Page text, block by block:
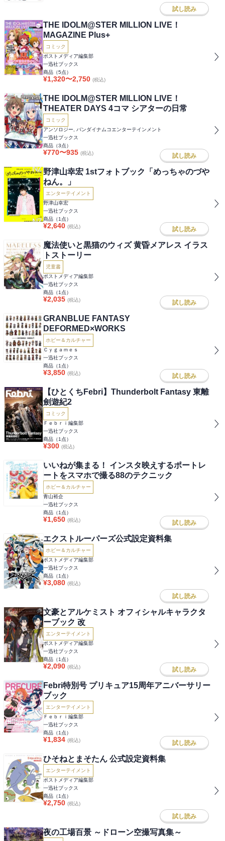
試し読み
THE IDOLM@STER MILLION LIVE！
MAGAZINE Plus+
コミック
ポストメディア編集部
一迅社ブックス
商品（5点）
¥1,320〜2,750 (税込)
THE IDOLM@STER MILLION LIVE！
THEATER DAYS 4コマ シアターの日常
コミック
アンソロジー, バンダイナムコエンターテインメント
一迅社ブックス
商品（3点）
¥770〜935 (税込) 試し読み
野津山幸宏 1stフォトブック「めっちゃのづや
ねん。」
エンターテイメント
野津山幸宏
一迅社ブックス
商品（1 点）
¥2,640 (税込) 試し読み
魔法使いと黒猫のウィズ 黄昏メアレス イラス
トストーリー
児童書
ポストメディア編集部
一迅社ブックス
商品（1 点）
¥2,035 (税込) 試し読み
GRANBLUE FANTASY
DEFORMED×WORKS
ホビー＆カルチャー
Ｃｙｇａｍｅｓ
一迅社ブックス
商品（1 点）
¥3,850 (税込) 試し読み
【ひとくちFebri】Thunderbolt Fantasy 東離
劍遊紀2
コミック
Ｆｅｂｒｉ編集部
一迅社ブックス
商品（1 点）
¥300 (税込)
いいねが集まる！ インスタ映えするポートレ
ートをスマホで撮る88のテクニック
ホビー＆カルチャー
青山裕企
一迅社ブックス
商品（1 点）
¥1,650 (税込) 試し読み
エクストルーパーズ公式設定資料集
ホビー＆カルチャー
ポストメディア編集部
一迅社ブックス
商品（1 点）
¥3,080 (税込)
試し読み
文豪とアルケミスト オフィシャルキャラクタ
ーブック 改
エンターテイメント
ポストメディア編集部
一迅社ブックス
商品（1 点）
¥2,090 (税込) 試し読み
Febri特別号 プリキュア15周年アニバーサリー
ブック
エンターテイメント
Ｆｅｂｒｉ編集部
一迅社ブックス
商品（1 点）
¥1,834 (税込) 試し読み
ひそねとまそたん 公式設定資料集
エンターテイメント
ポストメディア編集部
一迅社ブックス
商品（1 点）
¥2,750 (税込)
試し読み
夜の工場百景 ～ドローン空撮写真集～